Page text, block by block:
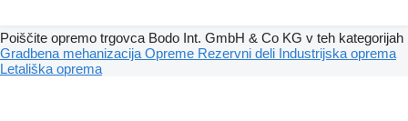
Poiščite opremo trgovca Bodo Int. GmbH & Co KG v teh kategorijah
Gradbena mehanizacija Opreme Rezervni deli Industrijska oprema
Letališka oprema